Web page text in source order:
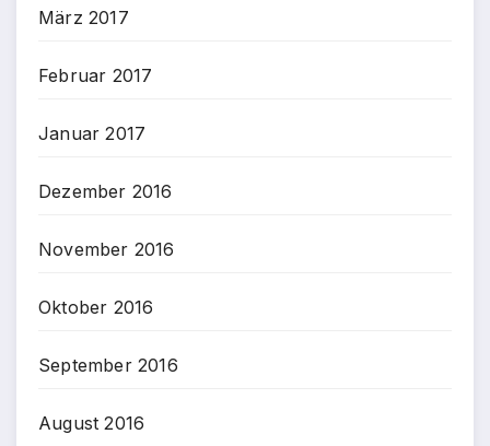
März 2017
Februar 2017
Januar 2017
Dezember 2016
November 2016
Oktober 2016
September 2016
August 2016